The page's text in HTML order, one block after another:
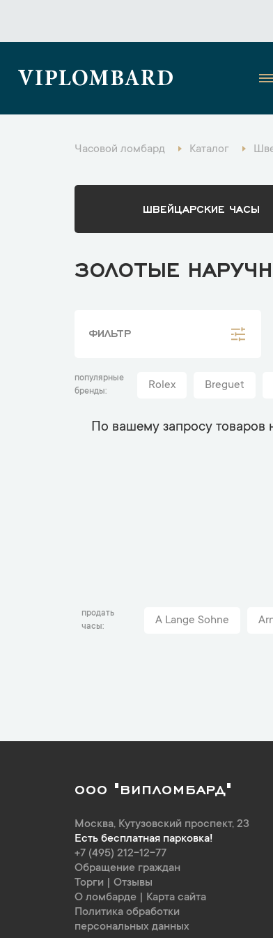
VIPLOMBARD
Часовой ломбард Каталог
ШВЕЙЦАРСКИЕ ЧАСЫ
ЗОЛОТЫЕ
ФИЛЬТР
популярные
бренды
Rolex Breguet
По вашему запросу товаров
продать
часы
A Lange Sohne
ООО "ВИПЛОМБАРД"
Москва, Кутузовский проспект, 23
Есть бесплатная парковка!
+7 (495) 212-12-77
Обращение граждан
Торги
Отзывы
О ломбарде
Карта сайта
Политика обработки
персональных данных